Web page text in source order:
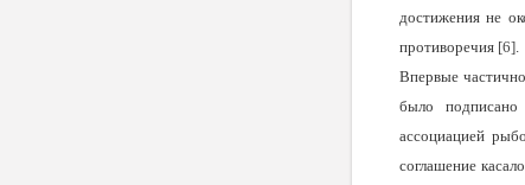
достижения не
противоречия [6].
Впервые
было
ассоциацией
соглашение